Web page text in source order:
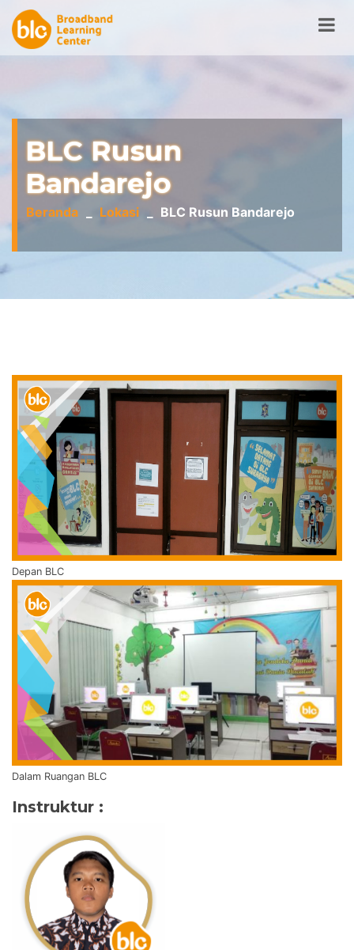
BLC Rusun
Bandarejo
Beranda Lokasi BLC Rusun Bandarejo
Depan BLC
Dalam Ruangan BLC
Instruktur :